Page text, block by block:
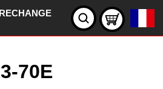
70E